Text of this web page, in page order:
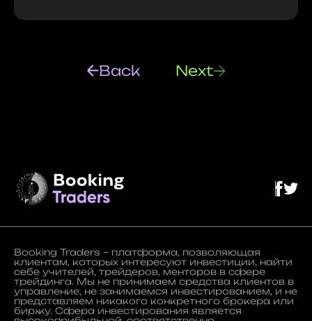
Back Next
Booking Traders – платформа, позволяющая
клиентам, которых интересуют инвестиции, найти
себе учителей, трейдеров, менторов в сфере
трейдинга. Мы не принимаем средства клиентов в
управление, не занимаемся инвестированием, и не
представляем никакого конкретного брокера или
биржу. Сфера инвестирования является